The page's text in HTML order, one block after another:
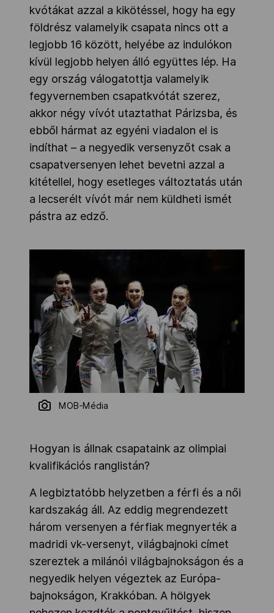
kvótákat azzal a kikötéssel, hogy ha egy
földrész valamelyik csapata nincs ott a
legjobb 16 között, helyébe az indulókon
kívül legjobb helyen álló együttes lép. Ha
egy ország válogatottja valamelyik
fegyvernemben csapatkvótát szerez,
akkor négy vívót utaztathat Párizsba, és
ebből hármat az egyéni viadalon el is
indíthat – a negyedik versenyzőt csak a
csapatversenyen lehet bevetni azzal a
kitétellel, hogy esetleges változtatás után
a lecserélt vívót már nem küldheti ismét
pástra az edző.
MOB-Média
Hogyan is állnak csapataink az olimpiai
kvalifikációs ranglistán?
A legbiztatóbb helyzetben a férfi és a női
kardszakág áll. Az eddig megrendezett
három versenyen a férfiak megnyerték a
madridi vk-versenyt, világbajnoki címet
szereztek a milánói világbajnokságon és a
negyedik helyen végeztek az Európa-
bajnokságon, Krakkóban. A hölgyek